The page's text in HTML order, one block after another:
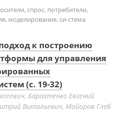
спрос, потребители,
моделирование, си-стема
к построению
для управления
(с. 19-32)
Барахтенко Евгений
Витальевич, Майоров Глеб